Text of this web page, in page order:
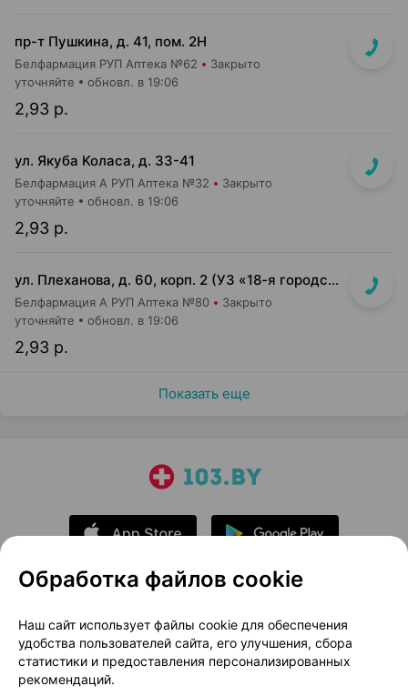
пр-т Пушкина, д. 41, пом. 2Н
Белфармация РУП Аптека №62 Закрыто
2,93 р.
уточняйте обновл. в 19:06
ул. Якуба Koлaca, д. 33-41
Белфармация А РУП Аптека №32 Закрыто
2,93 р.
уточняйте обновл. в 19:06
ул. Плеханова, д. 60, корп. 2 (УЗ «18-я городская п-ка»)
Белфармация А РУП Аптека №80 Закрыто
2,93 р.
уточняйте обновл. в 19:06
Показать еще
О проекте
Новости проекта
Размещение рекламы
Медицинский маркетинг
Публичный договор
Доставка
Обработка файлов cookie
Наш сайт использует файлы cookie для обеспечения
удобства пользователей сайта, его улучшения, сбора
статистики и предоставления персонализированных
рекомендаций.